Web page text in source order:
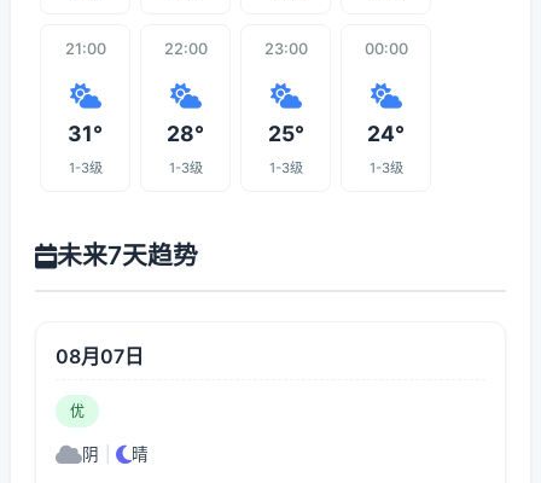
21:00
31°
1-3级
22:00
28°
1-3级
23:00
25°
1-3级
00:00
24°
1-3级
未来7天趋势
08月07日
优
阴 晴